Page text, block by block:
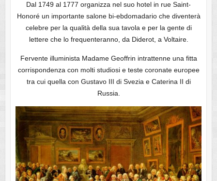
Dal 1749 al 1777 organizza nel suo hotel in rue Saint-
Honoré un importante salone bi-ebdomadario che diventerà
celebre per la qualità della sua tavola e per la gente di
lettere che lo frequenteranno, da Diderot, a Voltaire.
Fervente illuminista Madame Geoffrin intrattenne una fitta
corrispondenza con molti studiosi e teste coronate europee
tra cui quella con Gustavo III di Svezia e Caterina II di
Russia.